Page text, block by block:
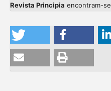
Revista Principia encontram-se